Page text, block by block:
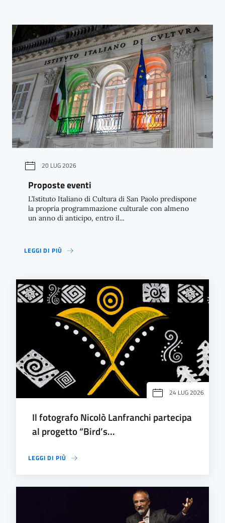
20 LUG 2026
Proposte eventi
L’Istituto Italiano di Cultura di San Paolo predispone
la propria programmazione culturale con almeno
un anno di anticipo, entro il...
LEGGI DI PIÙ
24 LUG 2026
Il fotografo Nicolò Lanfranchi partecipa
al progetto “Bird’s...
LEGGI DI PIÙ